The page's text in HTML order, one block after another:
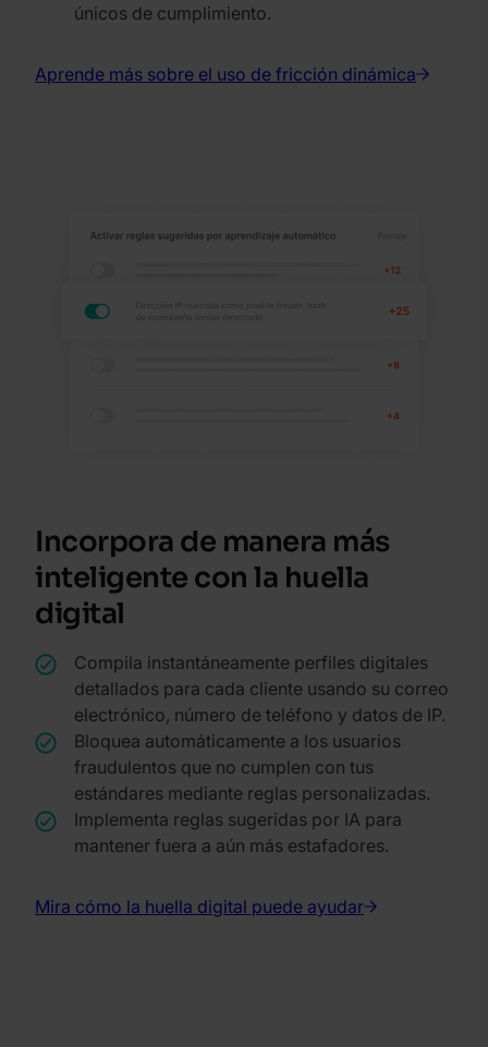
únicos de cumplimiento.
Aprende más sobre el uso de fricción dinámica
Incorpora de manera más
inteligente con la huella
digital
Compila instantáneamente perfiles digitales
detallados para cada cliente usando su correo
electrónico, número de teléfono y datos de IP.
Bloquea automáticamente a los usuarios
fraudulentos que no cumplen con tus
estándares mediante reglas personalizadas.
Implementa reglas sugeridas por IA para
mantener fuera a aún más estafadores.
Mira cómo la huella digital puede ayudar